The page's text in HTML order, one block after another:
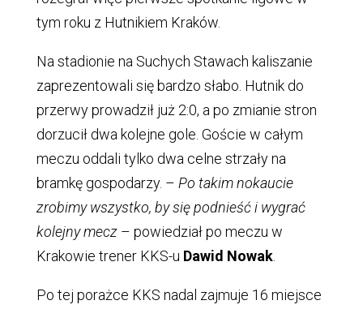
tym roku z Hutnikiem Kraków.
Na stadionie na Suchych Stawach kaliszanie
zaprezentowali się bardzo słabo. Hutnik do
przerwy prowadził już 2:0, a po zmianie stron
dorzucił dwa kolejne gole. Goście w całym
meczu oddali tylko dwa celne strzały na
bramkę gospodarzy. – Po takim nokaucie
zrobimy wszystko, by się podnieść i wygrać
kolejny mecz– powiedział po meczu w
Krakowie trener KKS-u Dawid Nowak.
Po tej porażce KKS nadal zajmuje 16 miejsce